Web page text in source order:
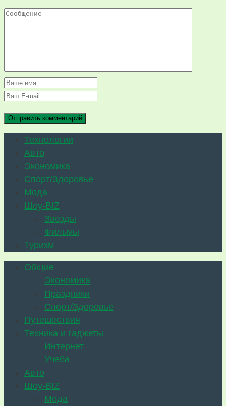
Технологии
Авто
Экономика
Спорт/Здоровье
Мода
Шоу-BIZ
Звезды
Фильмы
Туризм
Общие
Экономика
Праздники
Спорт/Здоровье
Путешествия
Техника и гаджеты
Интернет
Учеба
Авто
Шоу-BIZ
Мода